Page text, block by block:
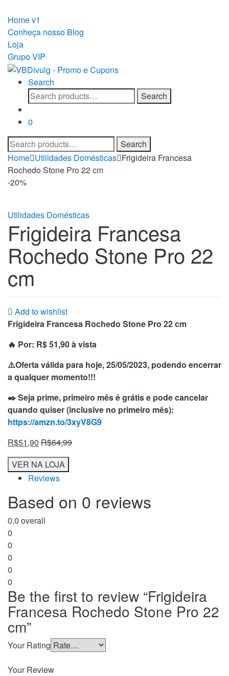
navigation
content
Home v1
Conheça nosso Blog
Loja
Grupo VIP
Search
Search
for:
Search
0
Search
for:
Search
Home Utilidades Domésticas Frigideira Francesa
Rochedo Stone Pro 22 cm
-20%
Utilidades Domésticas
Frigideira Francesa
Rochedo Stone Pro 22
cm
Add to wishlist
Frigideira Francesa Rochedo Stone Pro 22 cm
🔥 Por: R$ 51,90 à vista
⚠️Oferta válida para hoje, 25/05/2023, podendo encerrar
a qualquer momento!!!
✒️ Seja prime, primeiro mês é grátis e pode cancelar
quando quiser (inclusive no primeiro mês):
https://amzn.to/3xyV8G9
R$51,90 R$64,99
VER NA LOJA
Reviews
Based on 0 reviews
0.0 overall
0
0
0
0
0
Be the first to review “Frigideira
Francesa Rochedo Stone Pro 22
cm”
Your Rating
Your Review